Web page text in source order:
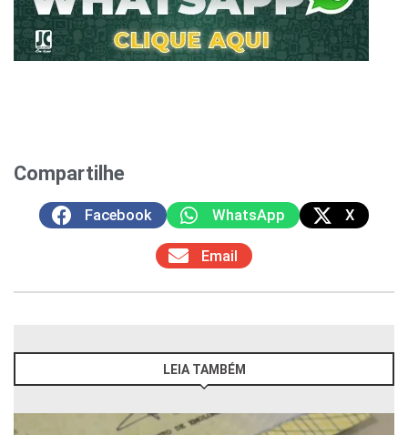
Compartilhe
Facebook WhatsApp X
Email
LEIA TAMBÉM